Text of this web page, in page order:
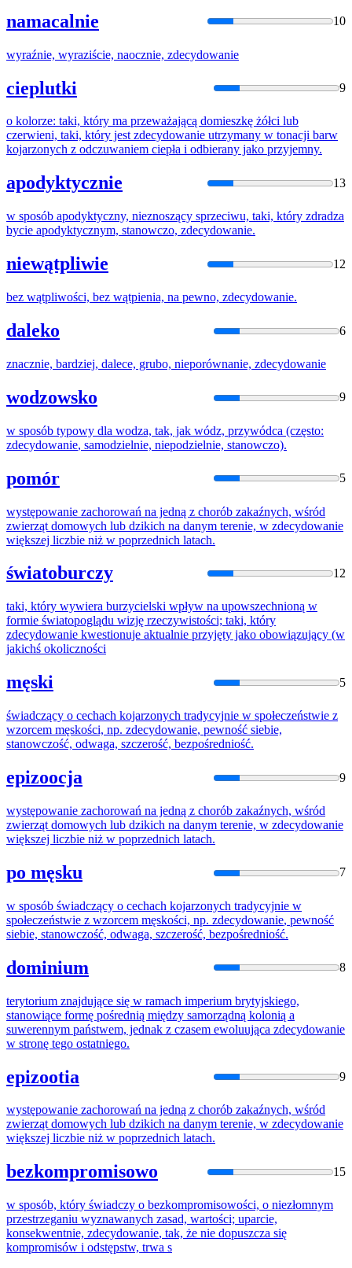
namacalnie 10
wyraźnie, wyraziście, naocznie, zdecydowanie
cieplutki 9
o kolorze: taki, który ma przeważającą domieszkę żółci lub
czerwieni, taki, który jestzdecydowanie utrzymany w tonacji barw
kojarzonych z odczuwaniem ciepła i odbierany jako przyjemny.
apodyktycznie 13
w sposób apodyktyczny, nieznoszący sprzeciwu, taki, który zdradza
bycie apodyktycznym, stanowczo, zdecydowanie.
niewątpliwie 12
bez wątpliwości, bez wątpienia, na pewno, zdecydowanie.
daleko 6
znacznie, bardziej, dalece, grubo, nieporównanie, zdecydowanie
wodzowsko 9
w sposób typowy dla wodza, tak, jak wódz, przywódca (często:
zdecydowanie, samodzielnie, niepodzielnie, stanowczo).
pomór 5
występowanie zachorowań na jedną z chorób zakaźnych, wśród
zwierząt domowych lub dzikich na danym terenie, w zdecydowanie
większej liczbie niż w poprzednich latach.
światoburczy 12
taki, który wywiera burzycielski wpływ na upowszechnioną w
formie światopoglądu wizję rzeczywistości; taki, który
zdecydowanie kwestionuje aktualnie przyjęty jako obowiązujący (w
jakichś okoliczności
męski 5
świadczący o cechach kojarzonych tradycyjnie w społeczeństwie z
wzorcem męskości, np. zdecydowanie, pewność siebie,
stanowczość, odwaga, szczerość, bezpośredniość.
epizoocja 9
występowanie zachorowań na jedną z chorób zakaźnych, wśród
zwierząt domowych lub dzikich na danym terenie, w zdecydowanie
większej liczbie niż w poprzednich latach.
po męsku 7
w sposób świadczący o cechach kojarzonych tradycyjnie w
społeczeństwie z wzorcem męskości, np. zdecydowanie, pewność
siebie, stanowczość, odwaga, szczerość, bezpośredniość.
dominium 8
terytorium znajdujące się w ramach imperium brytyjskiego,
stanowiące formę pośrednią między samorządną kolonią a
suwerennym państwem, jednak z czasem ewoluująca zdecydowanie
w stronę tego ostatniego.
epizootia 9
występowanie zachorowań na jedną z chorób zakaźnych, wśród
zwierząt domowych lub dzikich na danym terenie, w zdecydowanie
większej liczbie niż w poprzednich latach.
bezkompromisowo 15
w sposób, który świadczy o bezkompromisowości, o niezłomnym
przestrzeganiu wyznawanych zasad, wartości; uparcie,
konsekwentnie, zdecydowanie, tak, że nie dopuszcza się
kompromisów i odstępstw, trwa s